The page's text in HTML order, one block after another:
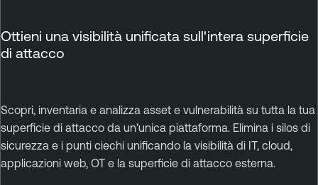
Ottieni una visibilità unificata sull'intera superficie
di attacco
Scopri, inventaria e analizza asset e vulnerabilità su tutta la tua
superficie di attacco da un'unica piattaforma. Elimina i silos di
sicurezza e i punti ciechi unificando la visibilità di IT, cloud,
applicazioni web, OT e la superficie di attacco esterna.